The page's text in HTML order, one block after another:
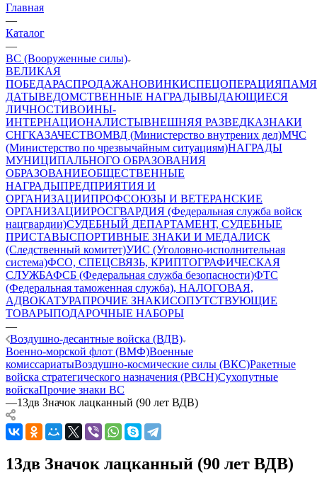
Главная
—
Каталог
—
ВС (Вооруженные силы)
ВЕЛИКАЯ
ПОБЕДАРАСПРОДАЖАНОВИНКИСПЕЦОПЕРАЦИЯ
ДАТЫВЕДОМСТВЕННЫЕ НАГРАДЫВЫДАЮЩИЕСЯ
ЛИЧНОСТИВОИНЫ-
ИНТЕРНАЦИОНАЛИСТЫВНЕШНЯЯ РАЗВЕДКАЗНАКИ
СНГКАЗАЧЕСТВОМВД (Министерство внутрених дел)МЧС
(Министерство по чрезвычайным ситуациям)НАГРАДЫ
МУНИЦИПАЛЬНОГО ОБРАЗОВАНИЯ
ОБРАЗОВАНИЕОБЩЕСТВЕННЫЕ
НАГРАДЫПРЕДПРИЯТИЯ И
ОРГАНИЗАЦИИПРОФСОЮЗЫ И ВЕТЕРАНСКИЕ
ОРГАНИЗАЦИИРОСГВАРДИЯ (Федеральная служба войск
нацгвардии)СУДЕБНЫЙ ДЕПАРТАМЕНТ, СУДЕБНЫЕ
ПРИСТАВЫСПОРТИВНЫЕ ЗНАКИ И МЕДАЛИСК
(Следственный комитет)УИС (Уголовно-исполнительная
система)ФСО, СПЕЦСВЯЗЬ, КРИПТОГРАФИЧЕСКАЯ
СЛУЖБАФСБ (Федеральная служба безопасности)ФТС
(Федеральная таможенная служба), НАЛОГОВАЯ,
АДВОКАТУРАПРОЧИЕ ЗНАКИСОПУТСТВУЮЩИЕ
ТОВАРЫПОДАРОЧНЫЕ НАБОРЫ
—
Воздушно-десантные войска (ВДВ)
Военно-морской флот (ВМФ)Военные
комиссариатыВоздушно-космические силы (ВКС)Ракетные
войска стратегического назначения (РВСН)Сухопутные
войскаПрочие знаки ВС
—13дв Значок лацканный (90 лет ВДВ)
13дв Значок лацканный (90 лет ВДВ)